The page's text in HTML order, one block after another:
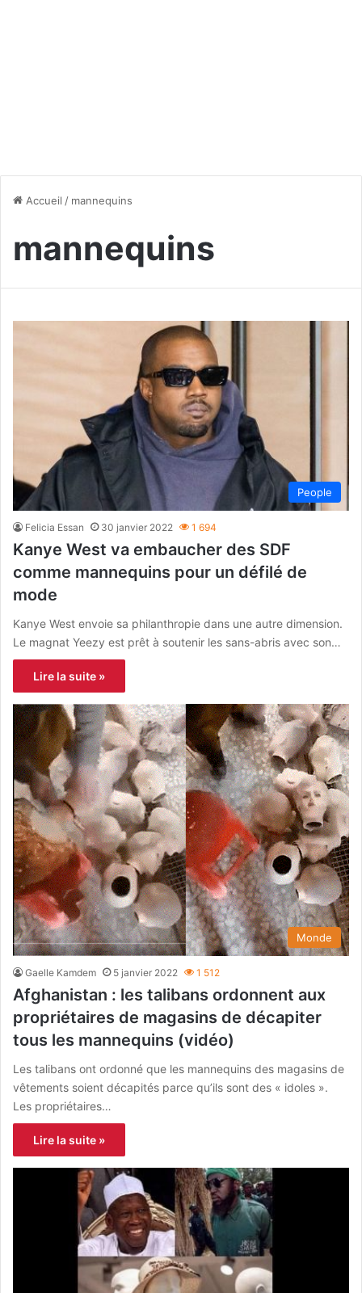
Accueil / mannequins
mannequins
People
Felicia Essan 30 janvier 2022 1 694
Kanye West va embaucher des SDF
comme mannequins pour un défilé de
mode
Kanye West envoie sa philanthropie dans une autre dimension.
Le magnat Yeezy est prêt à soutenir les sans-abris avec son…
Lire la suite »
Monde
Gaelle Kamdem 5 janvier 2022 1 512
Afghanistan : les talibans ordonnent aux
propriétaires de magasins de décapiter
tous les mannequins (vidéo)
Les talibans ont ordonné que les mannequins des magasins de
vêtements soient décapités parce qu’ils sont des « idoles ».
Les propriétaires…
Lire la suite »